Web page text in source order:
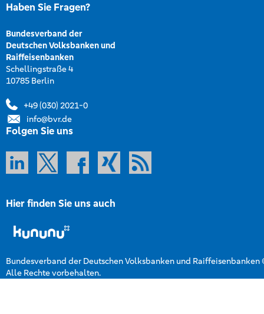
Haben Sie Fragen?
Bundesverband der
Deutschen Volksbanken und
Raiffeisenbanken
Schellingstraße 4
10785 Berlin
+49 (030) 2021-0
info@bvr.de
Folgen Sie uns
Hier finden Sie uns auch
Bundesverband der Deutschen Volksbanken und Raiffeisenbanken
Alle Rechte vorbehalten.